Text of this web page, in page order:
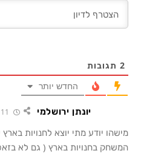
2 תגובות
החדש יותר
יונתן ירושלמי
מישהו יודע מתי יוצא לחנויות
המשחק בחנויות בארץ ( גם לא